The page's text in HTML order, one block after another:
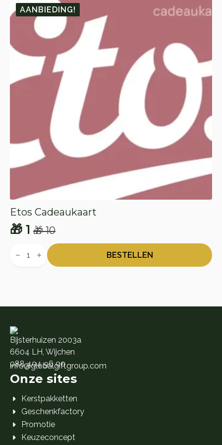
AANBIEDING!
Etos Cadeaukaart
🎁10
Oorspronkelijke
prijs
🎁 1
Huidige
prijs
Cadeaukaart
BESTELLEN
Bijsterhuizen 2003a
6604 LH, Wijchen
088 404 96 00
info@globalgiftgroup.com
Onze sites
Kerstpakketten
Geschenkfactory
Promotie
Keuzeconcept